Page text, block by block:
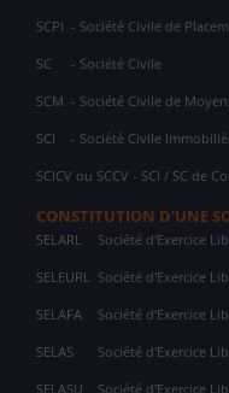
SCPI - Société Civile de
SC - Société Civile
SCM - Société Civile de
SCI - Société Civile
SCICV ou SCCV - SCI / SC de
CONSTITUTION D'UNE
SELARL Société d'Exercice
SELEURL Société d'Exercice
SELAFA Société d'Exercice
SELAS Société d'Exercice
SELASU Société d'Exercice